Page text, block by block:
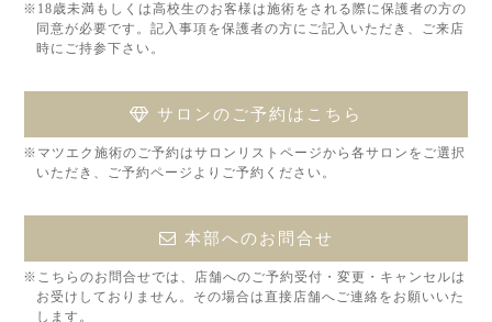
※18歳未満もしくは高校生のお客様は施術をされる際に保護者の方の
同意が必要です。記入事項を保護者の方にご記入いただき、ご来店
時にご持参下さい。
サロンのご予約はこちら
※マツエク施術のご予約はサロンリストページから各サロンをご選択
いただき、ご予約ページよりご予約ください。
本部へのお問合せ
※こちらのお問合せでは、店舗へのご予約受付・変更・キャンセルは
お受けしておりません。その場合は直接店舗へご連絡をお願いいた
します。